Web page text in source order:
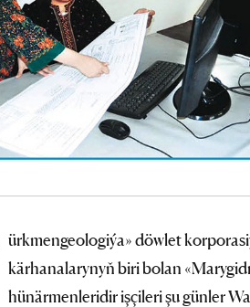
ürkmengeologiýa» döwlet
kärhanalarynyň biri bolan
hünärmenleridir işçileri şu günler